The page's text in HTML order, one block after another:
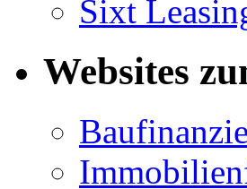
Sixt
Websites